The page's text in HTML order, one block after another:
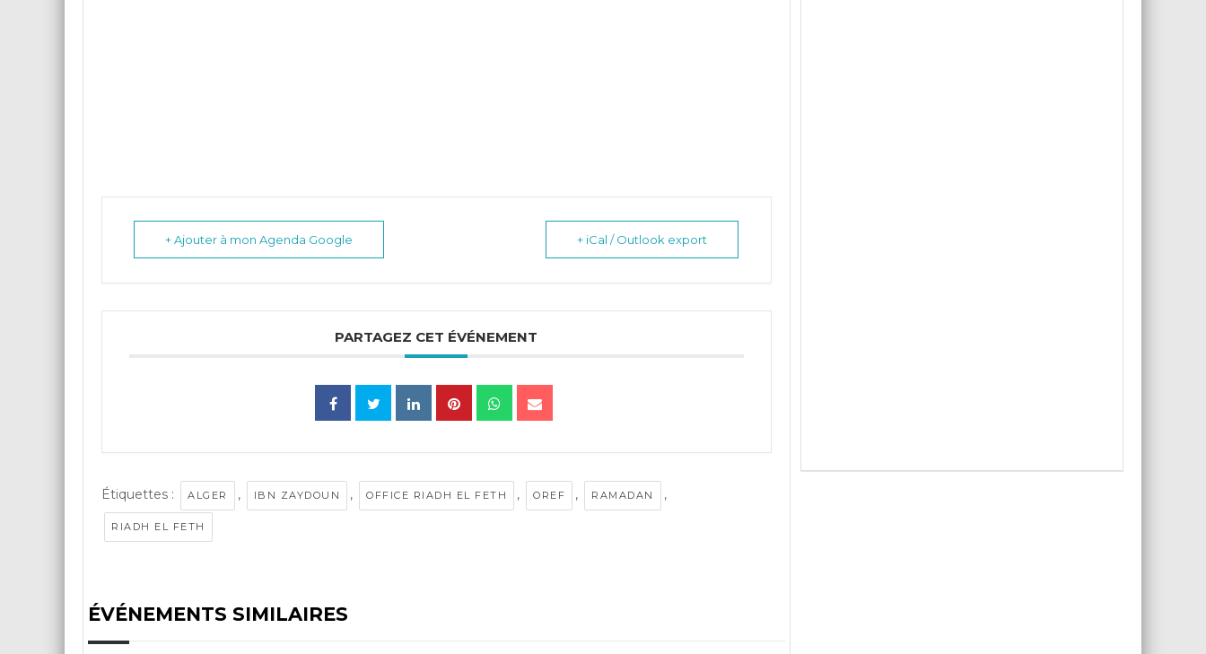
+ Ajouter à mon Agenda Google + iCal / Outlook export
PARTAGEZ CET ÉVÉNEMENT
Étiquettes : ALGER , IBN ZAYDOUN , OFFICE RIADH EL FETH , OREF , RAMADAN ,
RIADH EL FETH
ÉVÉNEMENTS SIMILAIRES